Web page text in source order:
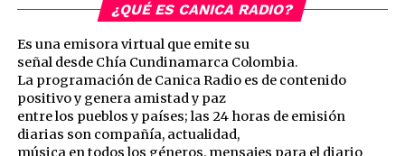
¿QUÉ ES CANICA RADIO?
Es una emisora virtual que emite su
señal desde Chía Cundinamarca Colombia.
La programación de Canica Radio es de contenido
positivo y genera amistad y paz
entre los pueblos y países; las 24 horas de emisión
diarias son compañía, actualidad,
música en todos los géneros, mensajes para el diario